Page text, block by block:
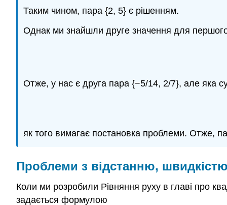
Таким чином, пара {2, 5} є рішенням.
Однак ми знайшли друге значення для
Отже, у нас є друга пара {−5/14, 2/7}, але яка
як того вимагає постановка проблеми. Отже,
Проблеми з відстанню,
Коли ми розробили Рівняння руху в главі про
задається формулою